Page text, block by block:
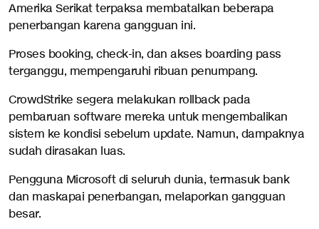
Amerika Serikat terpaksa membatalkan beberapa
penerbangan karena gangguan ini.
Proses booking, check-in, dan akses boarding pass
terganggu, mempengaruhi ribuan penumpang.
CrowdStrike segera melakukan rollback pada
pembaruan software mereka untuk mengembalikan
sistem ke kondisi sebelum update. Namun, dampaknya
sudah dirasakan luas.
Pengguna Microsoft di seluruh dunia, termasuk bank
dan maskapai penerbangan, melaporkan gangguan
besar.